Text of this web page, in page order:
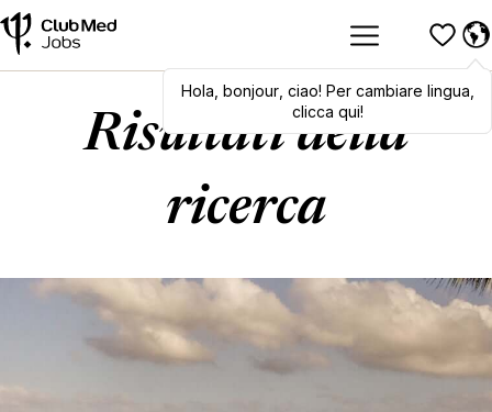
Hola,bonjour,ciao! To switch
languages, click here!
Hola bonjour, ciao! Per cambiare lingua,
clicca qui!
Risultati della
ricerca